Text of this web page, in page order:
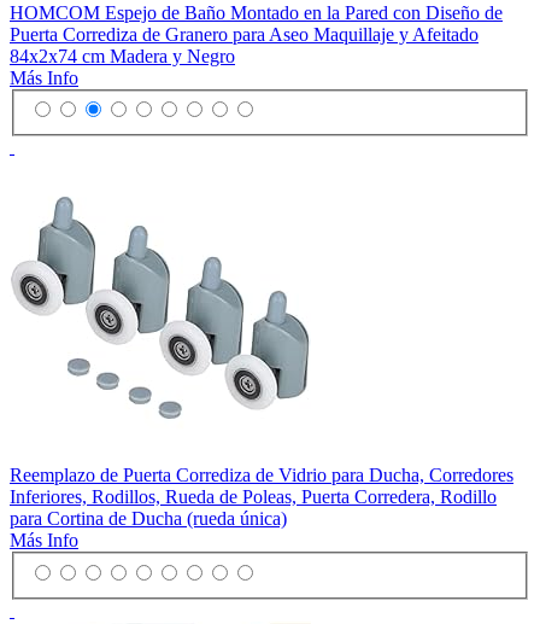
HOMCOM Espejo de Baño Montado en la Pared con Diseño de
Puerta Corrediza de Granero para Aseo Maquillaje y Afeitado
84x2x74 cm Madera y Negro
Más Info
Reemplazo de Puerta Corrediza de Vidrio para Ducha, Corredores
Inferiores, Rodillos, Rueda de Poleas, Puerta Corredera, Rodillo
para Cortina de Ducha (rueda única)
Más Info